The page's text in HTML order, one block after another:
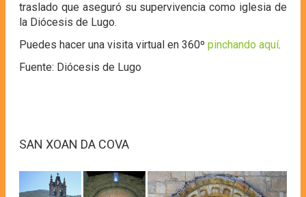
traslado que aseguró su supervivencia como iglesia de
la Diócesis de Lugo.
Puedes hacer una visita virtual en 360º pinchando aquí.
Fuente: Diócesis de Lugo
SAN XOAN DA COVA